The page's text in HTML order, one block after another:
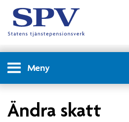
Meny
Ändra skatt